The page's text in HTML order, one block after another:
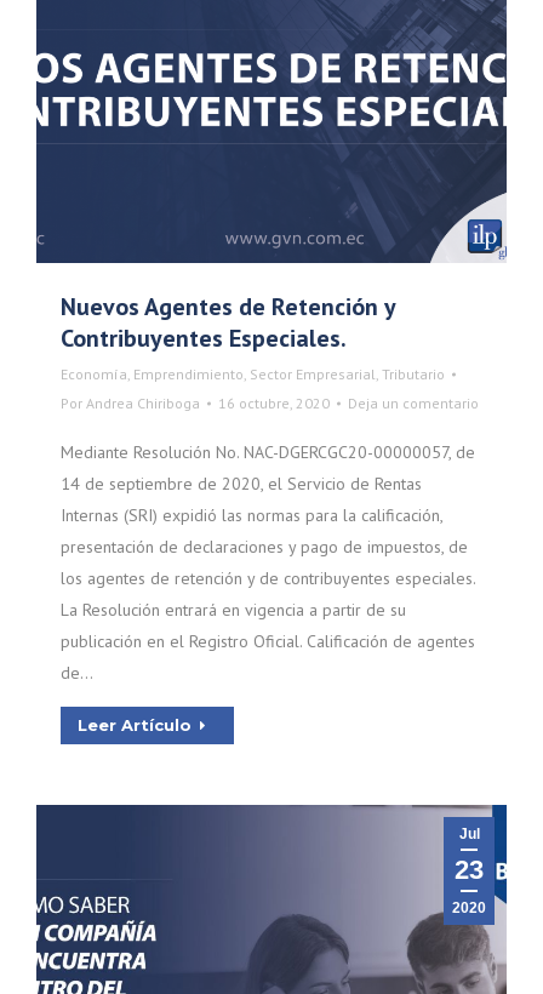
Nuevos Agentes de Retención y
Contribuyentes Especiales.
Economía, Emprendimiento, Sector Empresarial, Tributario
Por Andrea Chiriboga 16 octubre, 2020 Deja un comentario
Mediante Resolución No. NAC-DGERCGC20-00000057, de
14 de septiembre de 2020, el Servicio de Rentas
Internas (SRI) expidió las normas para la calificación,
presentación de declaraciones y pago de impuestos, de
los agentes de retención y de contribuyentes especiales.
La Resolución entrará en vigencia a partir de su
publicación en el Registro Oficial. Calificación de agentes
de…
Leer Artículo
Jul
23
2020